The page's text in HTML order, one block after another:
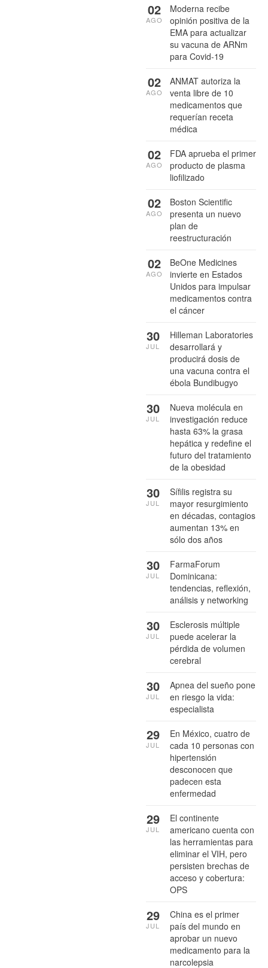
Moderna recibe
opinión positiva de la
EMA para actualizar
su vacuna de ARNm
para Covid-19
02
AGO
ANMAT autoriza la
venta libre de 10
medicamentos que
requerían receta
médica
02
AGO
FDA aprueba el primer
producto de plasma
liofilizado
02
AGO
Boston Scientific
presenta un nuevo
plan de
reestructuración
02
AGO
BeOne Medicines
invierte en Estados
Unidos para impulsar
medicamentos contra
el cáncer
02
AGO
Hilleman Laboratories
desarrollará y
producirá dosis de
una vacuna contra el
ébola Bundibugyo
30
JUL
Nueva molécula en
investigación reduce
hasta 63% la grasa
hepática y redefine el
futuro del tratamiento
de la obesidad
30
JUL
Sífilis registra su
mayor resurgimiento
en décadas, contagios
aumentan 13% en
sólo dos años
30
JUL
FarmaForum
Dominicana:
tendencias, reflexión,
análisis y networking
30
JUL
Esclerosis múltiple
puede acelerar la
pérdida de volumen
cerebral
30
JUL
Apnea del sueño pone
en riesgo la vida:
especialista
30
JUL
En México, cuatro de
cada 10 personas con
hipertensión
desconocen que
padecen esta
enfermedad
29
JUL
El continente
americano cuenta con
las herramientas para
eliminar el VIH, pero
persisten brechas de
acceso y cobertura:
OPS
29
JUL
China es el primer
país del mundo en
aprobar un nuevo
medicamento para la
narcolepsia
29
JUL